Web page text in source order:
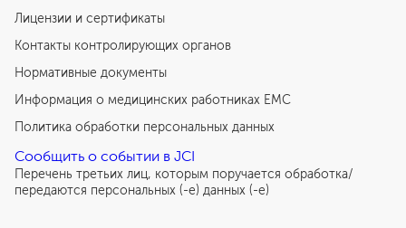
Лицензии и сертификаты
Контакты контролирующих органов
Нормативные документы
Информация о медицинских работниках EMC
Политика обработки персональных данных
Сообщить о событии в JCI
Перечень третьих лиц, которым поручается обработка/
передаются персональных (-е) данных (-е)